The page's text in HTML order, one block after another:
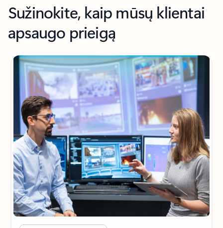
Sužinokite, kaip mūsų klientai
apsaugo prieigą